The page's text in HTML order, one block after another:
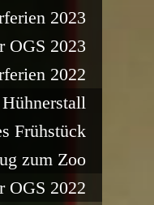
2023
OGS 2023
2022
Frühstück
zum Zoo
OGS 2022